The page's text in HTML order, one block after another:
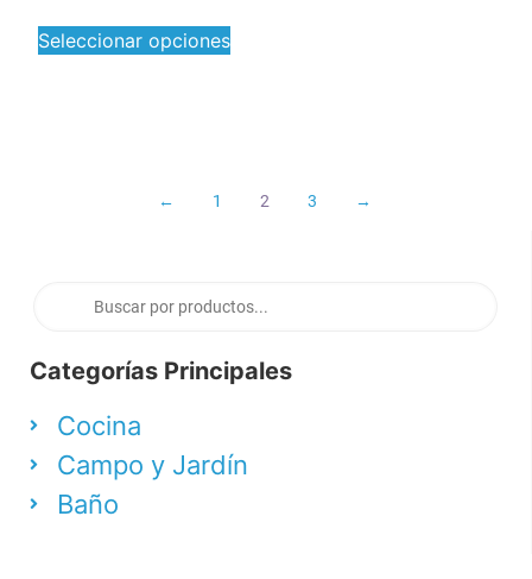
Categorías Principales
Cocina
Campo y Jardín
Baño
Seleccionar opciones
← 1 2 3 →